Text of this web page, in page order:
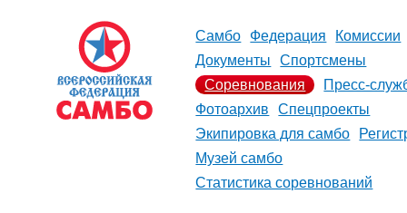
Самбо Федерация
Комиссии
Документы
Спортсмены
Соревнования
Пресс-
Фотоархив
Спецпроекты
Экипировка для самбо
Музей самбо
Статистика соревнований